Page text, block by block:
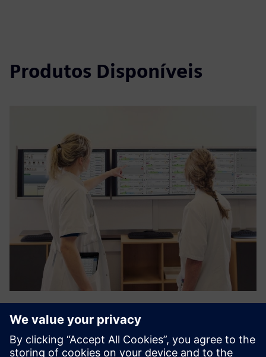
Produtos Disponíveis
Patient Flow Efficiency
Alcance um controlo completo e eficiente do fluxo de
doentes desde a chegada até a alta, transformando dados